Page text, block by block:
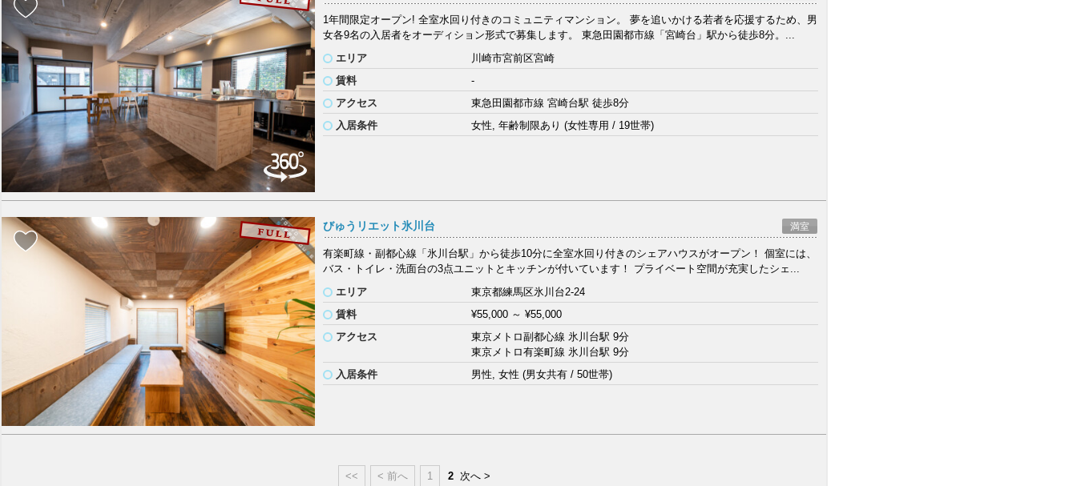
1年間限定オープン! 全室水回り付きのコミュニティマンション。 夢を追いかける若者を応援するため、男
女各9名の入居者をオーディション形式で募集します。 東急田園都市線「宮崎台」駅から徒歩8分。...
エリア
川崎市宮前区宮崎
賃料
-
アクセス
東急田園都市線 宮崎台駅 徒歩8分
入居条件
女性, 年齢制限あり (女性専用 / 19世帯)
びゅうリエット氷川台 満室
有楽町線・副都心線「氷川台駅」から徒歩10分に全室水回り付きのシェアハウスがオープン！ 個室には、
バス・トイレ・洗面台の3点ユニットとキッチンが付いています！ プライベート空間が充実したシェ...
エリア
東京都練馬区氷川台2-24
賃料
¥55,000 ～¥55,000
アクセス
東京メトロ副都心線 氷川台駅 9分
東京メトロ有楽町線 氷川台駅 9分
入居条件
男性, 女性 (男女共有 / 50世帯)
<< < 前へ 1 2 次へ >